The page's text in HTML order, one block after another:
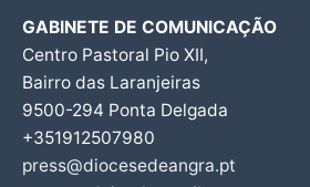
GABINETE DE COMUNICAÇÃO
Centro Pastoral Pio XII,
Bairro das Laranjeiras
9500-294 Ponta Delgada
+351912507980
press@diocesedeangra.pt